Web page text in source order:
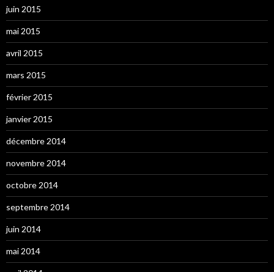
juin 2015
mai 2015
avril 2015
mars 2015
février 2015
janvier 2015
décembre 2014
novembre 2014
octobre 2014
septembre 2014
juin 2014
mai 2014